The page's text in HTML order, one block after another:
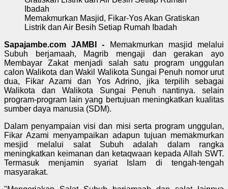
Memakmurkan Masjid, Fikar-Yos Akan Gratiskan
Listrik dan Air Besih Setiap Rumah Ibadah
Sapajambe.com JAMBI - Memakmurkan masjid melalui
Subuh berjamaah, Magrib mengaji dan gerakan ayo
Membayar Zakat menjadi salah satu program unggulan
calon Walikota dan Wakil Walikota Sungai Penuh nomor urut
dua, Fikar Azami dan Yos Adrino, jika terpilih sebagai
Walikota dan Walikota Sungai Penuh nantinya. selain
program-program lain yang bertujuan meningkatkan kualitas
sumber daya manusia (SDM).
Dalam penyampaian visi dan misi serta program unggulan,
Fikar Azami menyampaikan adapun tujuan memakmurkan
mesjid melalui salat Subuh adalah dalam rangka
meningkatkan keimanan dan ketaqwaan kepada Allah SWT.
Termasuk menjamin syariat Islam di tengah-tengah
masyarakat.